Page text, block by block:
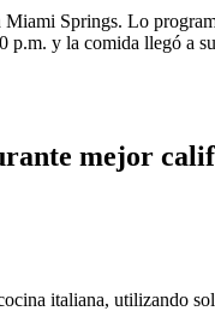
Springs. Lo
p.m. y la comida llegó a
mejor
italiana, utilizando